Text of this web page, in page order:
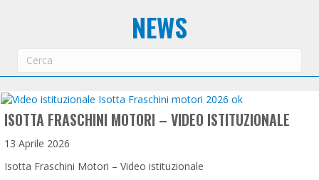
NEWS
ISOTTA FRASCHINI MOTORI – VIDEO ISTITUZIONALE
13 Aprile 2026
Isotta Fraschini Motori – Video istituzionale